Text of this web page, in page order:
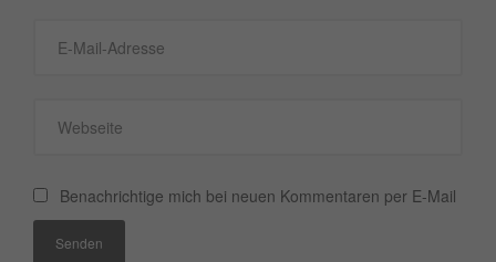
Benachrichtige mich bei neuen Kommentaren per E-Mail
Senden